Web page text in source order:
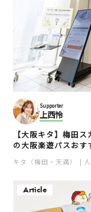
Supporter
上西怜
【大阪キタ】梅田
の大阪楽遊パスおす
キタ（梅田・天満）
Article